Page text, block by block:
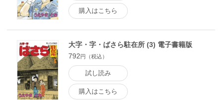
購入はこちら
大字・字・ばさら駐在所 (3) 電子書籍版
792円（税込）
試し読み
購入はこちら